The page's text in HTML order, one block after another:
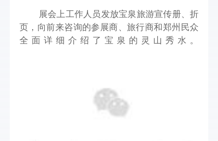
展会上工作人员发放宝泉旅游宣传册、折
页，向前来咨询的参展商、旅行商和郑州民众
全面详细介绍了宝泉的灵山秀水。